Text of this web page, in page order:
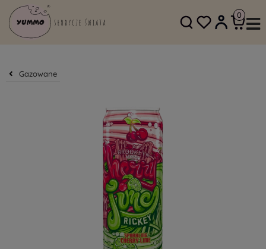
SKLEP@YUMMO.PL
Gazowane